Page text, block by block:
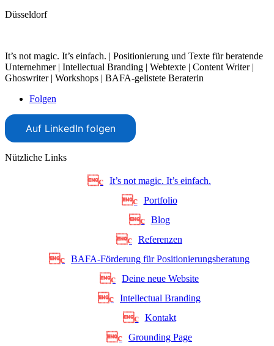
Düsseldorf
It’s not magic. It’s einfach. | Positionierung und Texte für beratende
Unternehmer | Intellectual Branding | Webtexte | Content Writer |
Ghoswriter | Workshops | BAFA-gelistete Beraterin
Folgen
Auf LinkedIn folgen
Nützliche Links
It’s not magic. It’s einfach.
Portfolio
Blog
Referenzen
BAFA-Förderung für Positionierungsberatung
Deine neue Website
Intellectual Branding
Kontakt
Grounding Page